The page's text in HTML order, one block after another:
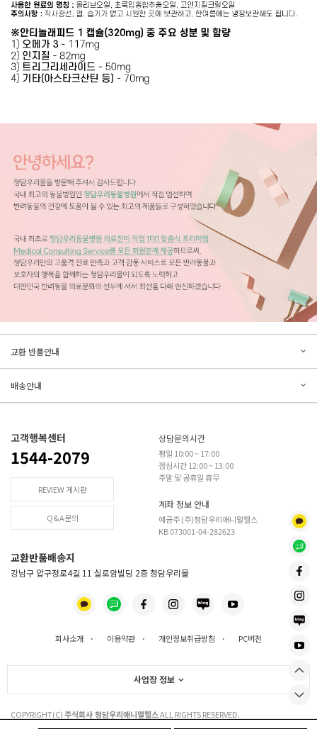
교환 반품안내
배송안내
고객행복센터
1544-2079
REVIEW 게시판
Q&A문의
상담문의시간
평일 10:00 ~ 17:00
점심시간 12:00 ~ 13:00
주말 및 공휴일 휴무
계좌 정보 안내
예금주 (주)청담우리애니멀헬스
KB 073001-04-282623
교환반품배송지
강남구 압구정로4길 11 실로암빌딩 2층 청담우리몰
회사소개 · 이용약관 · 개인정보취급방침 · PC버전
사업장 정보
COPYRIGHT(C)주식회사 청담우리애니멀헬스ALL RIGHTS RESERVED.